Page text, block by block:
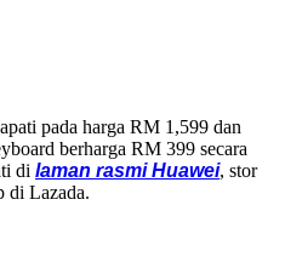
pada harga RM 1,599 dan
berharga RM 399 secara
di laman rasmi Huawei, stor
di Lazada.